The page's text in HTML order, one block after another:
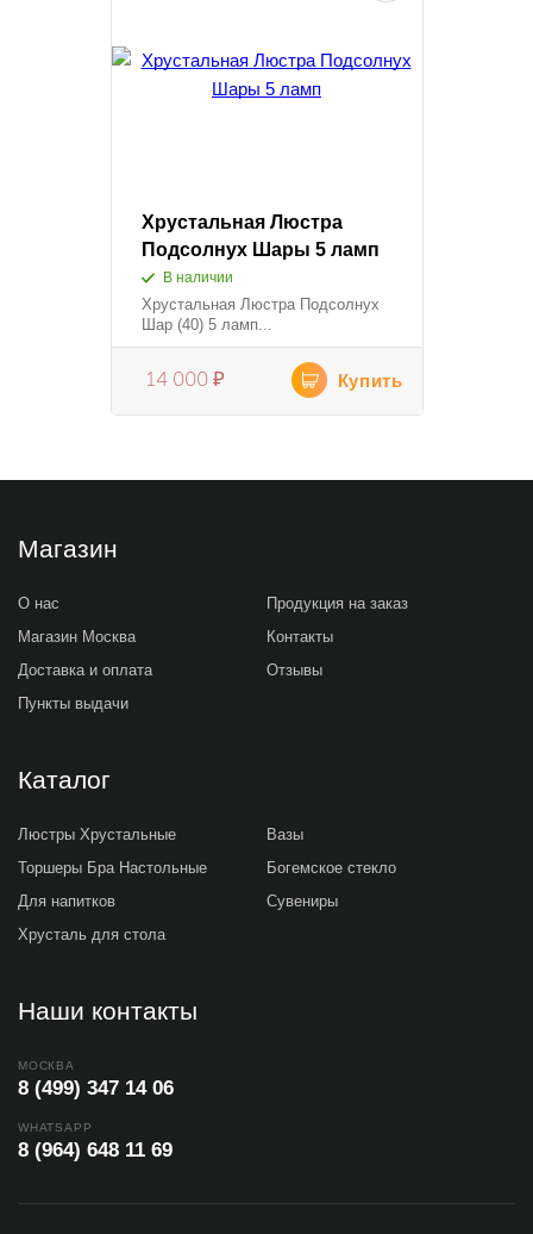
Хрустальная Люстра
Подсолнух Шары 5 ламп
В наличии
Хрустальная Люстра Подсолнух
Шар (40) 5 ламп...
14 000 ₽ Купить
Магазин
О нас
Магазин Москва
Доставка и оплата
Пункты выдачи
Продукция на заказ
Контакты
Отзывы
Каталог
Люстры Хрустальные
Торшеры Бра Настольные
Для напитков
Хрусталь для стола
Вазы
Богемское стекло
Сувениры
Наши контакты
МОСКВА
8 (499) 347 14 06
WHATSAPP
8 (964) 648 11 69